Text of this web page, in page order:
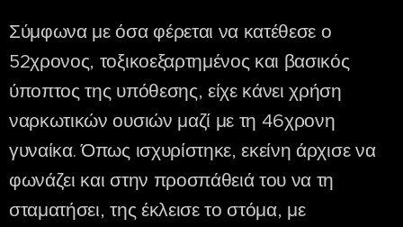
Σύμφωνα με όσα φέρεται να κατέθεσε ο
52χρονος, τοξικοεξαρτημένος και βασικός
ύποπτος της υπόθεσης, είχε κάνει χρήση
ναρκωτικών ουσιών μαζί με τη 46χρονη
γυναίκα. Όπως ισχυρίστηκε, εκείνη άρχισε να
φωνάζει και στην προσπάθειά του να τη
σταματήσει, της έκλεισε το στόμα, με